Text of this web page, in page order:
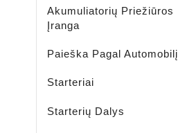
Akumuliatorių Priežiūros
Įranga
Paieška Pagal Automobilį
Starteriai
Starterių Dalys